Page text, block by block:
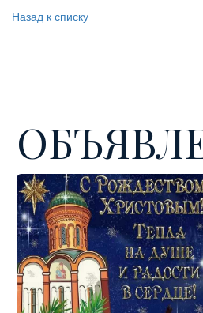
Назад к списку